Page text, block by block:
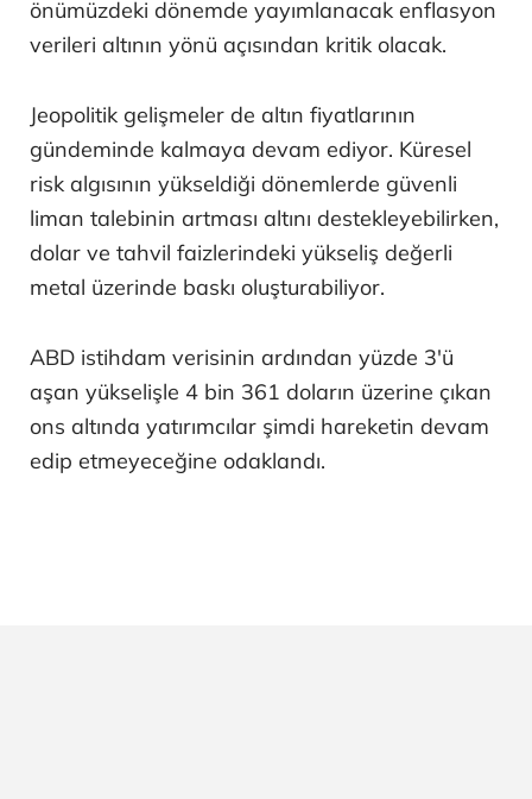
önümüzdeki dönemde yayımlanacak enflasyon
verileri altının yönü açısından kritik olacak.
Jeopolitik gelişmeler de altın fiyatlarının
gündeminde kalmaya devam ediyor. Küresel
risk algısının yükseldiği dönemlerde güvenli
liman talebinin artması altını destekleyebilirken,
dolar ve tahvil faizlerindeki yükseliş değerli
metal üzerinde baskı oluşturabiliyor.
ABD istihdam verisinin ardından yüzde 3'ü
aşan yükselişle 4 bin 361 doların üzerine çıkan
ons altında yatırımcılar şimdi hareketin devam
edip etmeyeceğine odaklandı.